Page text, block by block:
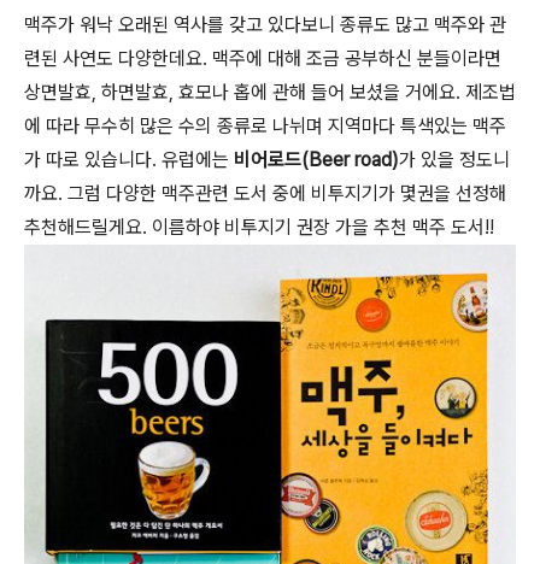
맥주가 워낙 오래된 역사를 갖고 있다보니 종류도 많고 맥주와 관
련된 사연도 다양한데요. 맥주에 대해 조금 공부하신 분들이라면
상면발효, 하면발효, 효모나 홉에 관해 들어 보셨을 거에요. 제조법
에 따라 무수히 많은 수의 종류로 나뉘며 지역마다 특색있는 맥주
가 따로 있습니다. 유럽에는 비어로드(Beer road)가 있을 정도니
까요. 그럼 다양한 맥주관련 도서 중에 비투지기가 몇권을 선정해
추천해드릴게요. 이름하야 비투지기 권장 가을 추천 맥주 도서!!